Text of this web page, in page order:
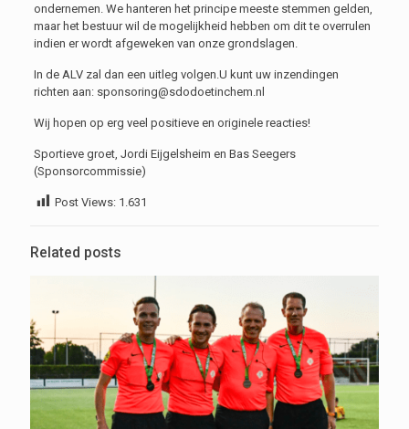
ondernemen. We hanteren het principe meeste stemmen gelden,
maar het bestuur wil de mogelijkheid hebben om dit te overrulen
indien er wordt afgeweken van onze grondslagen.
In de ALV zal dan een uitleg volgen.U kunt uw inzendingen
richten aan: sponsoring@sdodoetinchem.nl
Wij hopen op erg veel positieve en originele reacties!
Sportieve groet, Jordi Eijgelsheim en Bas Seegers
(Sponsorcommissie)
Post Views: 1.631
Related posts